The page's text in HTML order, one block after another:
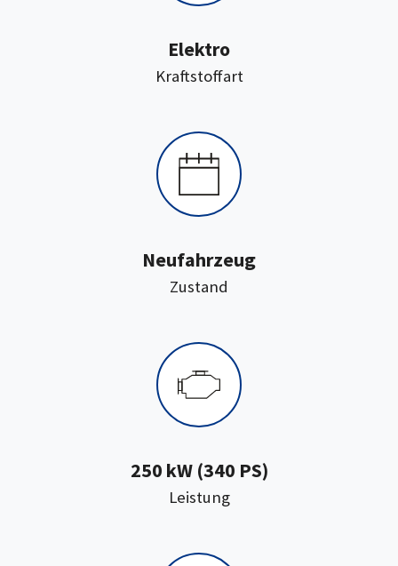
Kraftstoffart:
Elektro
Zustand
Neufahrzeug
Leistung:
250 kW (340 PS)